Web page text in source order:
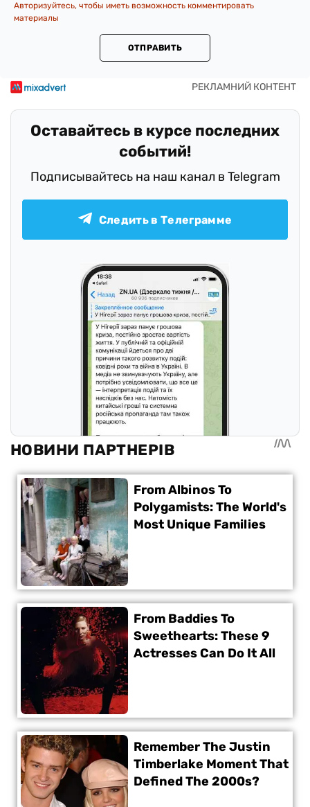
Авторизуйтесь, чтобы иметь возможность комментировать
материалы
ОТПРАВИТЬ
Оставайтесь в курсе последних
событий!
Подписывайтесь на наш канал в Telegram
Следить в Телеграмме